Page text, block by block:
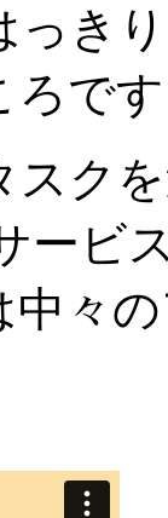
っき
ろで
スク
ービ
中々